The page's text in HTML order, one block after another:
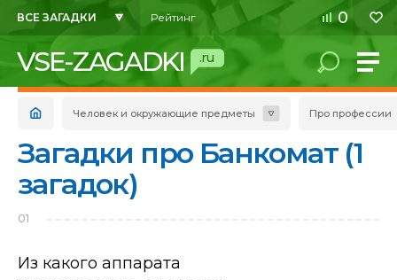
ВСЕ ЗАГАДКИ Рейтинг 0
VSE-ZAGADKI .ru
Человек и окружающие предметы Про профессии
Загадки про Банкомат (1
загадок)
01
Из какого аппарата